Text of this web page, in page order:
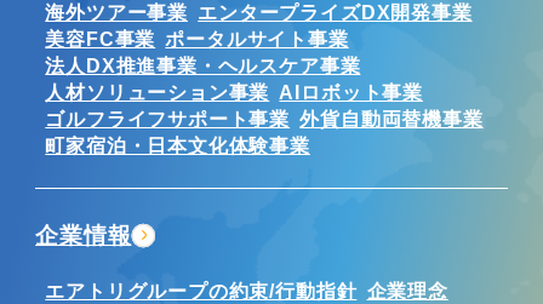
海外ツアー事業 エンタープライズDX開発事業
美容FC事業 ポータルサイト事業
法人DX推進事業・ヘルスケア事業
人材ソリューション事業 AIロボット事業
ゴルフライフサポート事業 外貨自動両替機事業
町家宿泊・日本文化体験事業
企業情報
エアトリグループの約束/行動指針 企業理念